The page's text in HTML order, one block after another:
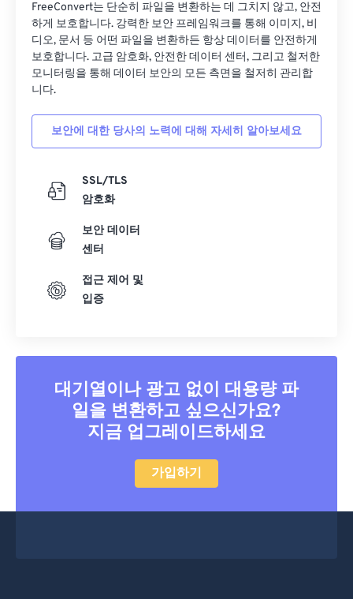
FreeConvert는 단순히 파일을 변환하는 데 그치지 않고, 안전
하게 보호합니다. 강력한 보안 프레임워크를 통해 이미지, 비
디오, 문서 등 어떤 파일을 변환하든 항상 데이터를 안전하게
보호합니다. 고급 암호화, 안전한 데이터 센터, 그리고 철저한
모니터링을 통해 데이터 보안의 모든 측면을 철저히 관리합
니다.
보안에 대한 당사의 노력에 대해 자세히 알아보세요
SSL/TLS
암호화
보안 데이터
센터
접근 제어 및
입증
대기열이나 광고 없이 대용량 파
일을 변환하고 싶으신가요?
지금 업그레이드하세요
가입하기